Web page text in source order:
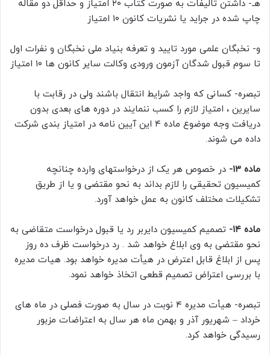
هـ- داشتن تالیفات به صورت کتاب ۲۰ امتیاز و حداقل دو مقاله
چاپ شده در جراید یا نشریات کانون ۱۰ امتیاز
و- نخبگان علمی مورد تایید و تعرفه بنیاد ملی نخبگان و نفرات اول
تا سوم قبول شدگان آزمون ورودی وکالت سایر کانون ها ۱۰ امتیاز
تبصره- کسانی که واجد شرایط انتقال باشند ولی در رقابت با
سایرین ، امتیاز لازم را کسب ننمایند در دوره های بعدی بدون
دریافت وجه موضوع ماده ۴ این آیین نامه در امتیاز بندی شرکت
داده می شوند.
ماده ۱۳-
در خصوص هر یک از درخواستهای وارده چنانچه
کمیسیون تحقیقی را لازم بداند به نحو مقتضی و یا از طریق
تشکیلات مختلف کانون به عمل خواهد آورد.
ماده ۱۴-
تصمیم کمیسیون دایربر رد یا قبول درخواست متقاضی به
نحو مقتضی به وی ابلاغ خواهد شد . رد درخواست ظرف ده روز
پس از ابلاغ قابل اعترض در هیأت مدیره خواهد بود. هیات مدیره
با بررسی اعتراض تصمیم قطعی اتخاذ خواهد نمود.
تبصره- هیأت مدیره ۴ نوبت در سال به صورت فصلی در ماه های
خرداد – شهریور آذر و بهمن ماه هر سال به اعتراضات مزبور
رسیدگی خواهد کرد.